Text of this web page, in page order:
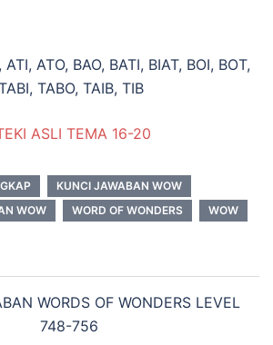
ATO, BAO, BATI, BIAT, BOI, BOT,
TABO, TAIB, TIB
ASLI TEMA 16-20
KUNCI JAWABAN WOW
WOW WORD OF WONDERS WOW
WORDS OF WONDERS LEVEL
748-756